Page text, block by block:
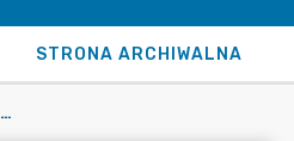
STRONA ARCHIWALNA
ZAPYTANIE NR 53/2024 DOTYCZĄCE INFORMACJI, NA JAKIM ETAPIE JEST BUDOWA BRAKUJĄCEGO ODCINKA UL. SKOTNICKIEJ OD UL. ŁĄKOWEJ DO UL. LOTNIKÓW